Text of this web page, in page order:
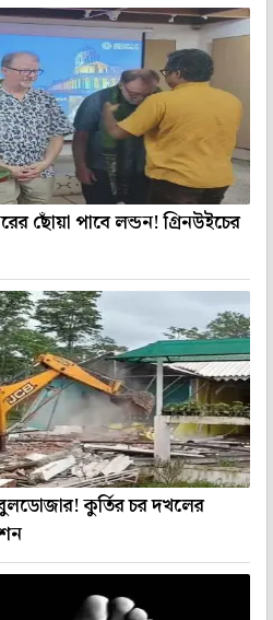
ছোঁয়া পাবে লন্ডন! গ্রিনউইচের
বুলডোজার! কুর্তির চর দখলের